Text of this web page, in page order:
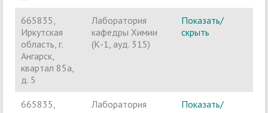
665835,
Иркутская
область, г.
Ангарск,
квартал 85а,
д. 5
Лаборатория
кафедры Химии
(К-1, ауд. 315)
Показать/
скрыть
665835,
Лаборатория
Показать/